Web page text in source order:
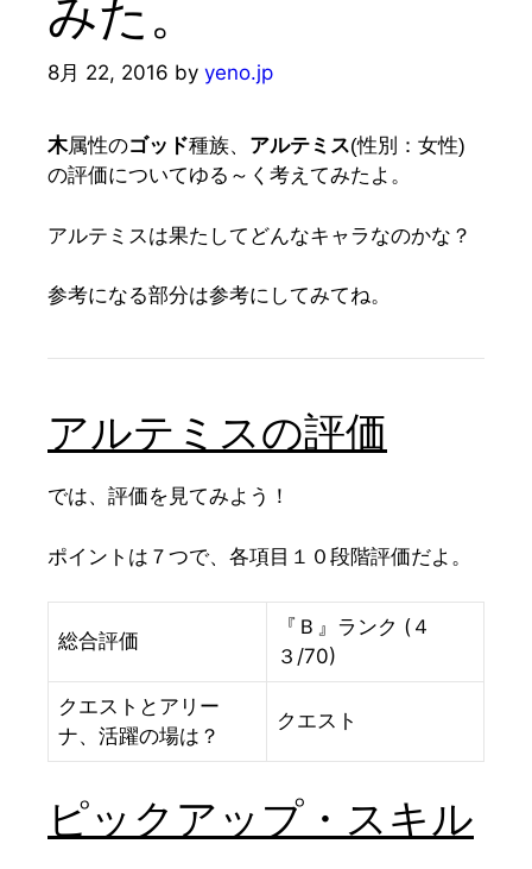
みた。
8月 22, 2016 by yeno.jp
木属性のゴッド種族、 アルテミス(性別：女性)
の評価についてゆる～く考えてみたよ。
アルテミスは果たしてどんなキャラなのかな？
参考になる部分は参考にしてみてね。
アルテミスの評価
では、評価を見てみよう！
ポイントは７つで、各項目１０段階評価だよ。
総合評価
『Ｂ』ランク (４
３/70)
クエストとアリー
ナ、活躍の場は？
クエスト
ピックアップ・スキル